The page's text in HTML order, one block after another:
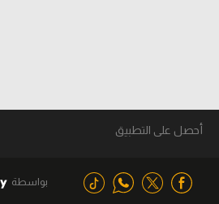
أحصل على التطبيق
بواسطة